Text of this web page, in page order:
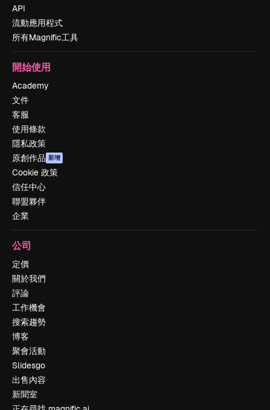
API
流動應用程式
所有Magnific工具
開始使用
Academy
文件
客服
使用條款
隱私政策
原創作品 新增
Cookie 政策
信任中心
聯盟夥伴
企業
公司
定價
關於我們
評論
工作機會
搜索趨勢
博客
聚會活動
Slidesgo
出售內容
新聞室